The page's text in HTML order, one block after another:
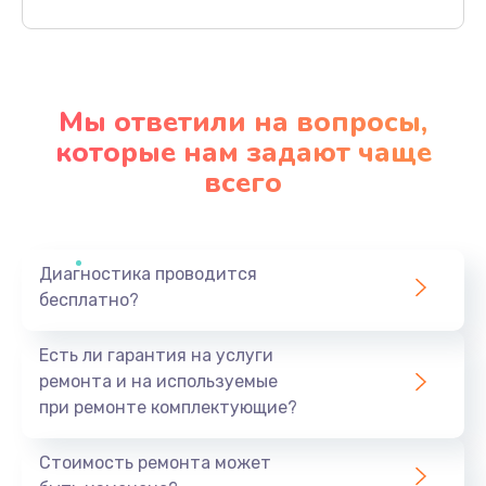
Заказать
Ремонт / замена кнопок, клавиш, индикаторов,
Заказать
1400 руб.
Заказать
1400 руб.
Мы ответили на вопросы,
которые нам задают чаще
всего
Диагностика проводится
бесплатно?
Есть ли гарантия на услуги
ремонта и на используемые
при ремонте комплектующие?
Стоимость ремонта может